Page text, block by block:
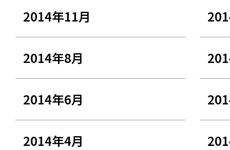
2014年11月
2014年8月
2014年6月
2014年4月